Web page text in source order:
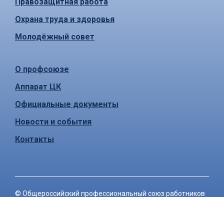
Охрана труда и здоровья
Молодёжный совет
О профсоюзе
Аппарат ЦК
Официальные документы
Новости и события
Контакты
© Общероссийский профессиональный союз работников